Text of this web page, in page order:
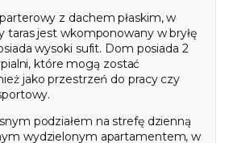
z dachem płaskim, w
taras jest wkomponowany w bryłę
wysoki sufit. Dom posiada 2
które mogą zostać
jako przestrzeń do pracy czy
podziałem na strefę dzienną
wydzielonym apartamentem, w